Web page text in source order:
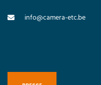
info@camera-etc.be